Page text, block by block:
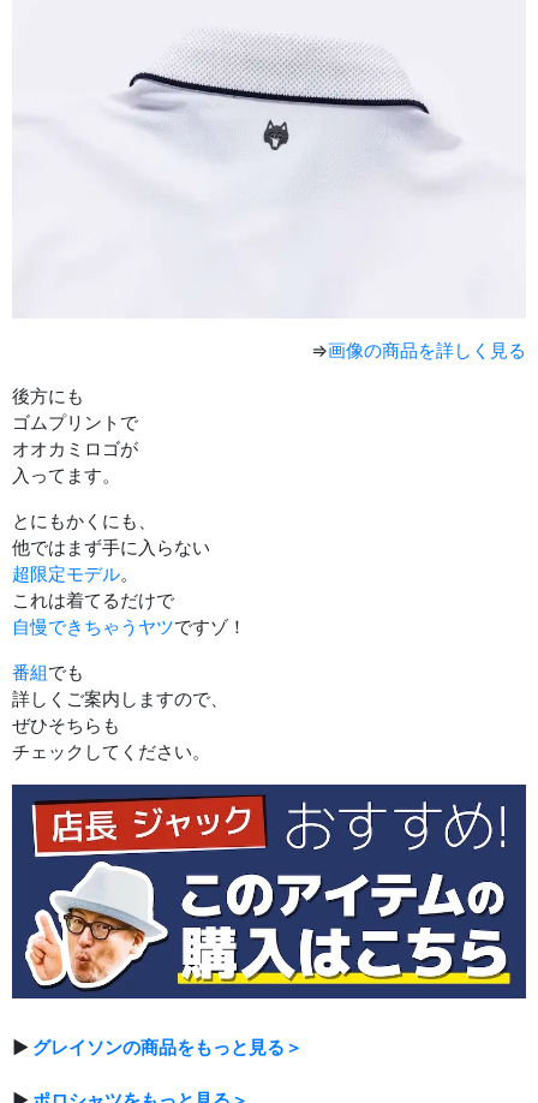
⇒画像の商品を詳しく見る
後方にも
ゴムプリントで
オオカミロゴが
入ってます。
とにもかくにも、
他ではまず手に入らない
超限定モデル。
これは着てるだけで
自慢できちゃうヤツですゾ！
番組でも
詳しくご案内しますので、
ぜひそちらも
チェックしてください。
▶ グレイソンの商品をもっと見る＞